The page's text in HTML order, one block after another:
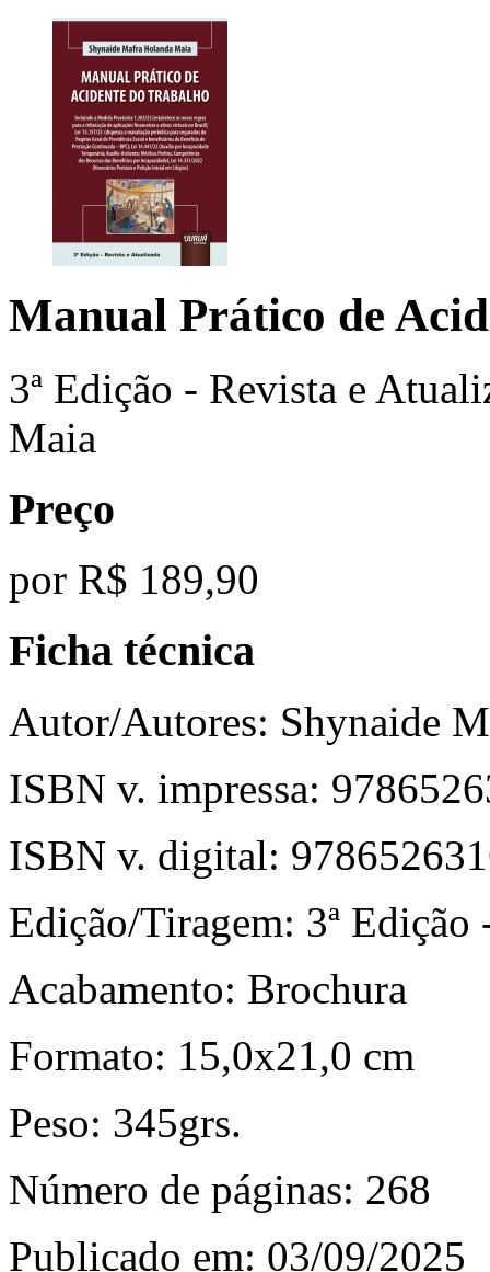
Manual Prático de
3ª Edição - Revista e
Maia
Preço
por R$ 189,90
Ficha técnica
Autor/Autores: Shynaide
ISBN v. impressa:
ISBN v. digital:
Edição/Tiragem: 3ª Edição
Acabamento: Brochura
Formato: 15,0x21,0 cm
Peso: 345grs.
Número de páginas: 268
Publicado em: 03/09/2025